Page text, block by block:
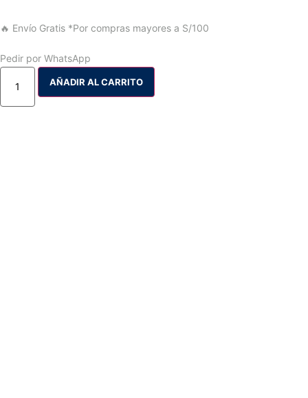
🔥 Envío Gratis *Por compras mayores a S/100
Pedir por WhatsApp
AÑADIR AL CARRITO